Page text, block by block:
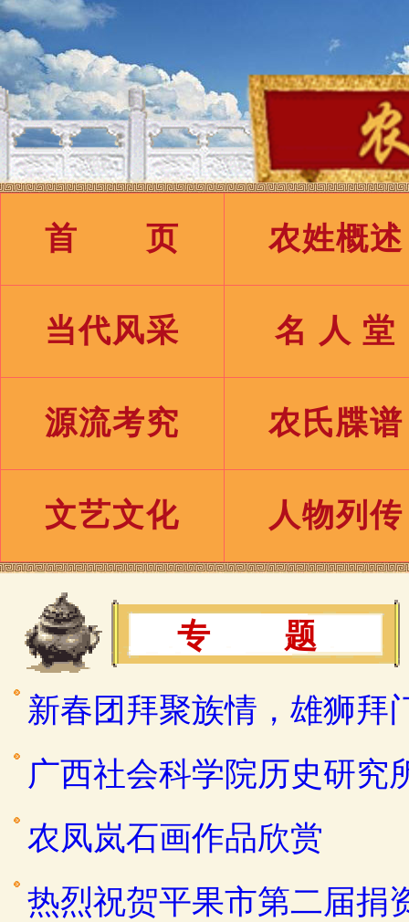
首 页 农姓概述
当代风采 名 人 堂
源流考究 农氏牒谱
文艺文化 人物列传
专 题
新春团拜聚族情，雄狮拜
广西社会科学院历史研
农凤岚石画作品欣赏
热烈祝贺平果市第二届